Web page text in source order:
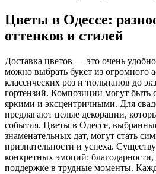
Цветы в Одессе:
оттенков и стилей
Доставка цветов — это очень
можно выбрать букет из огромного
классических роз и тюльпанов до
гортензий. Композиции могут быть
яркими и эксцентричными. Для
предлагают целые декорации,
события. Цветы в Одессе,
знаменательных дат, могут стать
признательности и успеха.
конкретных эмоций:
поддержке в трудные моменты.